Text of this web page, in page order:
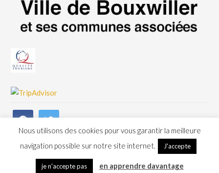
légales & crédits photos
Nous utilisons des cookies pour vous garantir la meilleure
navigation possible sur notre site internet.
J'accepte
je n'accepte pas en apprendre davantage